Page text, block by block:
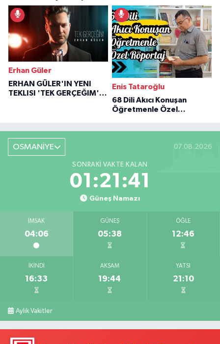
İlham Veren Hikâyeler
Erhan Güler
ERHAN GÜLER'IN YENI
TEKLISI 'TEK GERÇEĞIM'LE
Enis Tataroğlu
68 Dili Akıcı Konuşan
Öğretmenle Özel
OSMANİYE 07.08.2026
SONRAKI VAKTE KALAN
01:21:40
Güneş Namazı
İMSAK
04:06
GÜNEŞ
05:38
ÖĞLE
12:46
İKINDI
16:33
AKŞAM
19:44
YATSI
21:10
Aylık Vakitler